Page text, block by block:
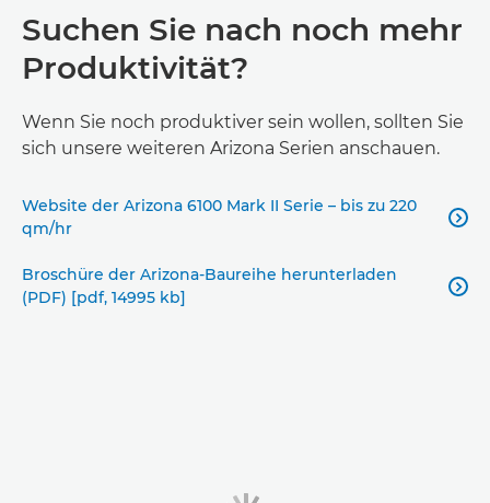
Suchen Sie nach noch mehr
Produktivität?
Wenn Sie noch produktiver sein wollen, sollten Sie
sich unsere weiteren Arizona Serien anschauen.
Website der Arizona 6100 Mark II Serie – bis zu 220
qm/hr

Broschüre der Arizona-Baureihe herunterladen
(PDF) [pdf, 14995 kb]
